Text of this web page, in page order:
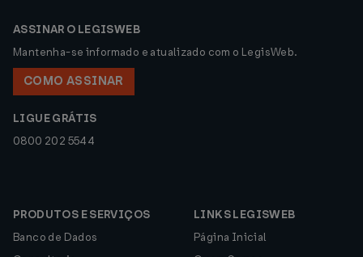
ASSINAR O LEGISWEB
Mantenha-se informado e atualizado com o LegisWeb.
COMO ASSINAR
LIGUE GRÁTIS
0800 202 5544
PRODUTOS E SERVIÇOS
Banco de Dados
LINKS LEGISWEB
Página Inicial